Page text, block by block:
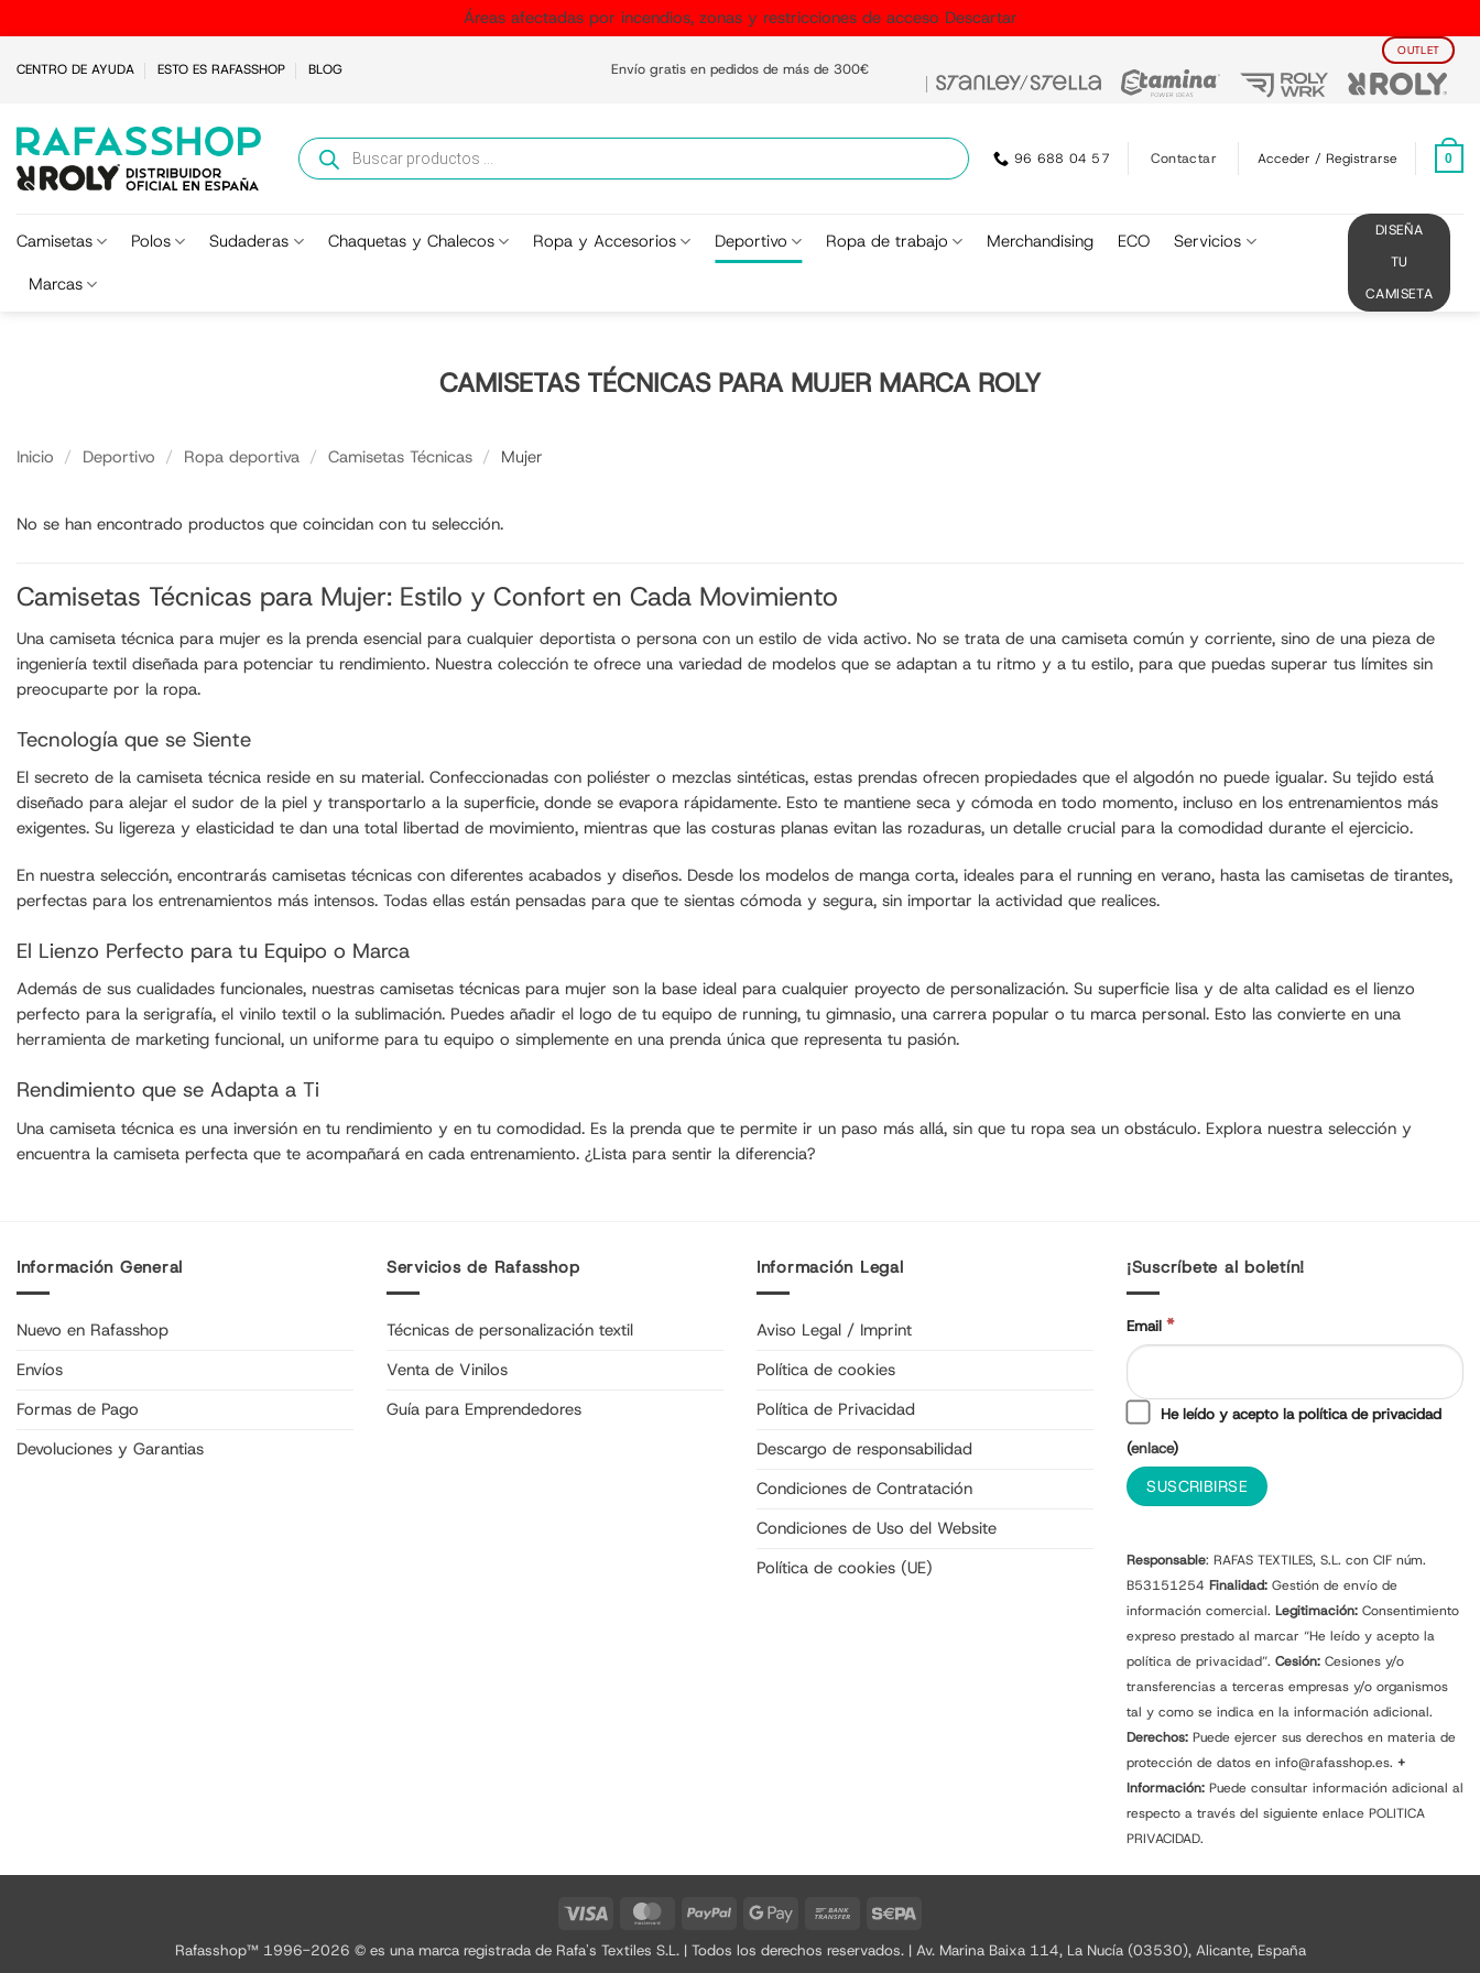
Áreas afectadas por incendios, zonas y restricciones de acceso Descartar
CENTRO DE AYUDA ESTO ES RAFASSHOP BLOG Envío gratis en pedidos de más de 300€
OUTLET
Búsqueda
de
productos
96 688 04 57 Contactar Acceder / Registrarse 0
Camisetas Polos Sudaderas Chaquetas y Chalecos Ropa y Accesorios Deportivo Ropa de trabajo Merchandising ECO
Servicios
Marcas
DISEÑA
TU
CAMISETA
CAMISETAS TÉCNICAS PARA MUJER MARCA ROLY
Inicio / Deportivo / Ropa deportiva / Camisetas Técnicas / Mujer
No se han encontrado productos que coincidan con tu selección.
Camisetas Técnicas para Mujer: Estilo y Confort en Cada Movimiento
Una camiseta técnica para mujer es la prenda esencial para cualquier deportista o persona con un estilo de vida activo. No se trata de una camiseta común y corriente, sino de una pieza de
ingeniería textil diseñada para potenciar tu rendimiento. Nuestra colección te ofrece una variedad de modelos que se adaptan a tu ritmo y a tu estilo, para que puedas superar tus límites sin
preocuparte por la ropa.
Tecnología que se Siente
El secreto de la camiseta técnica reside en su material. Confeccionadas con poliéster o mezclas sintéticas, estas prendas ofrecen propiedades que el algodón no puede igualar. Su tejido está
diseñado para alejar el sudor de la piel y transportarlo a la superficie, donde se evapora rápidamente. Esto te mantiene seca y cómoda en todo momento, incluso en los entrenamientos más
exigentes. Su ligereza y elasticidad te dan una total libertad de movimiento, mientras que las costuras planas evitan las rozaduras, un detalle crucial para la comodidad durante el ejercicio.
En nuestra selección, encontrarás camisetas técnicas con diferentes acabados y diseños. Desde los modelos de manga corta, ideales para el running en verano, hasta las camisetas de tirantes,
perfectas para los entrenamientos más intensos. Todas ellas están pensadas para que te sientas cómoda y segura, sin importar la actividad que realices.
El Lienzo Perfecto para tu Equipo o Marca
Además de sus cualidades funcionales, nuestras camisetas técnicas para mujer son la base ideal para cualquier proyecto de personalización. Su superficie lisa y de alta calidad es el lienzo
perfecto para la serigrafía, el vinilo textil o la sublimación. Puedes añadir el logo de tu equipo de running, tu gimnasio, una carrera popular o tu marca personal. Esto las convierte en una
herramienta de marketing funcional, un uniforme para tu equipo o simplemente en una prenda única que representa tu pasión.
Rendimiento que se Adapta a Ti
Una camiseta técnica es una inversión en tu rendimiento y en tu comodidad. Es la prenda que te permite ir un paso más allá, sin que tu ropa sea un obstáculo. Explora nuestra selección y
encuentra la camiseta perfecta que te acompañará en cada entrenamiento. ¿Lista para sentir la diferencia?
Información General
Nuevo en Rafasshop
Envíos
Formas de Pago
Devoluciones y Garantias
Servicios de Rafasshop
Técnicas de personalización textil
Venta de Vinilos
Guía para Emprendedores
Información Legal
Aviso Legal / Imprint
Política de cookies
Política de Privacidad
Descargo de responsabilidad
Condiciones de Contratación
Condiciones de Uso del Website
Política de cookies (UE)
¡Suscríbete al boletín!
Email *
He leído y acepto la política de privacidad
(enlace)
Responsable: RAFAS TEXTILES, S.L. con CIF núm.
B53151254 Finalidad: Gestión de envío de
información comercial. Legitimación: Consentimiento
expreso prestado al marcar “He leído y acepto la
política de privacidad”. Cesión: Cesiones y/o
transferencias a terceras empresas y/o organismos
tal y como se indica en la información adicional.
Derechos: Puede ejercer sus derechos en materia de
protección de datos en info@rafasshop.es. +
Información: Puede consultar información adicional al
respecto a través del siguiente enlace POLITICA
PRIVACIDAD.
Visa MasterCardPayPal
Google
Bank
Rafasshop™ 1996-2026 © es una marca registrada de Rafa's Textiles S.L. | Todos los derechos reservados. | Av. Marina Baixa 114, La Nucía (03530), Alicante, España